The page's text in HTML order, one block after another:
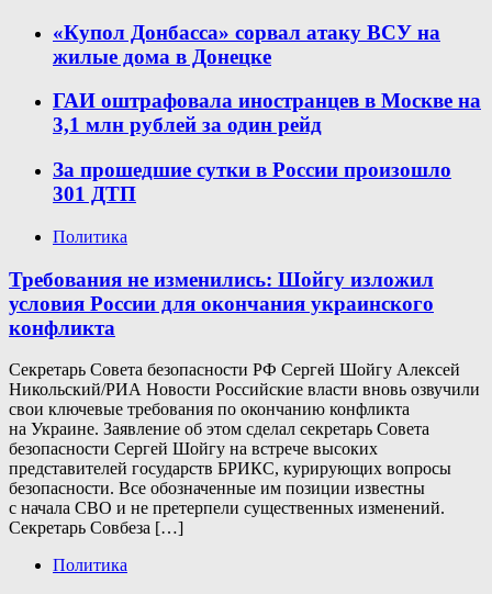
«Купол Донбасса» сорвал атаку ВСУ на
жилые дома в Донецке
ГАИ оштрафовала иностранцев в Москве на
3,1 млн рублей за один рейд
За прошедшие сутки в России произошло
301 ДТП
Политика
Требования не изменились: Шойгу изложил
условия России для окончания украинского
конфликта
Секретарь Совета безопасности РФ Сергей Шойгу Алексей
Никольский/РИА Новости Российские власти вновь озвучили
свои ключевые требования по окончанию конфликта
на Украине. Заявление об этом сделал секретарь Совета
безопасности Сергей Шойгу на встрече высоких
представителей государств БРИКС, курирующих вопросы
безопасности. Все обозначенные им позиции известны
с начала СВО и не претерпели существенных изменений.
Секретарь Совбеза […]
Политика